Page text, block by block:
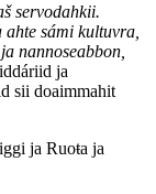
servodahkii.
sámi kultuvra,
nannoseabbon,
ja
sii doaimmahit
ja Ruoŧa ja